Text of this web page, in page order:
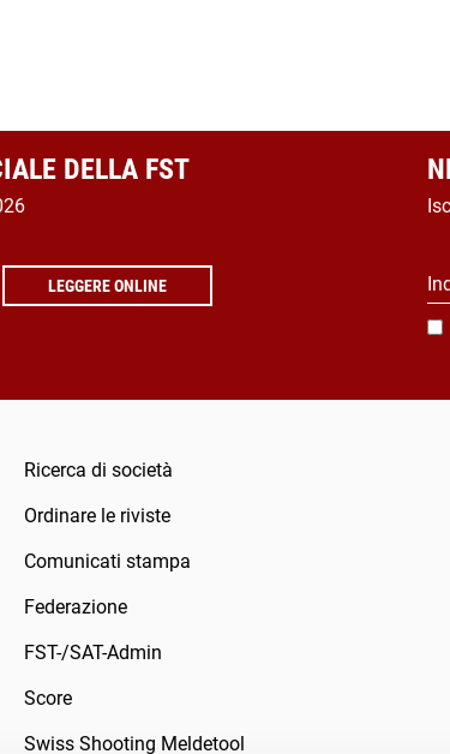
DELLA FST
LEGGERE ONLINE
Ricerca di società
Ordinare le riviste
Comunicati stampa
Federazione
FST-/SAT-Admin
Score
Swiss Shooting Meldetool